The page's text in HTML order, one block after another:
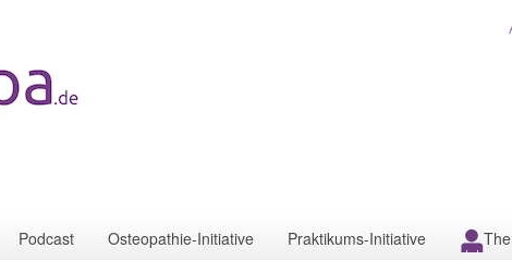
Podcast Osteopathie-Initiative Praktikums-Initiative